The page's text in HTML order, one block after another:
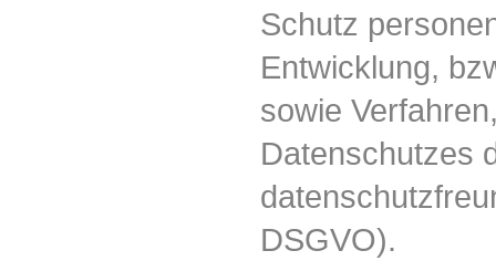
Schutz
Entwicklung,
sowie
Datenschutzes
DSGVO).